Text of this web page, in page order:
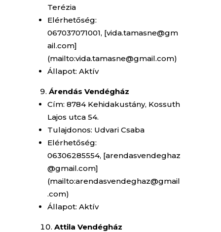
Terézia
Elérhetőség:
067037071001, [vida.tamasne@gm
ail.com]
(mailto:vida.tamasne@gmail.com)
Állapot: Aktív
Árendás Vendégház
Cím: 8784 Kehidakustány, Kossuth
Lajos utca 54.
Tulajdonos: Udvari Csaba
Elérhetőség:
06306285554, [arendasvendeghaz
@gmail.com]
(mailto:arendasvendeghaz@gmail
.com)
Állapot: Aktív
Attila Vendégház